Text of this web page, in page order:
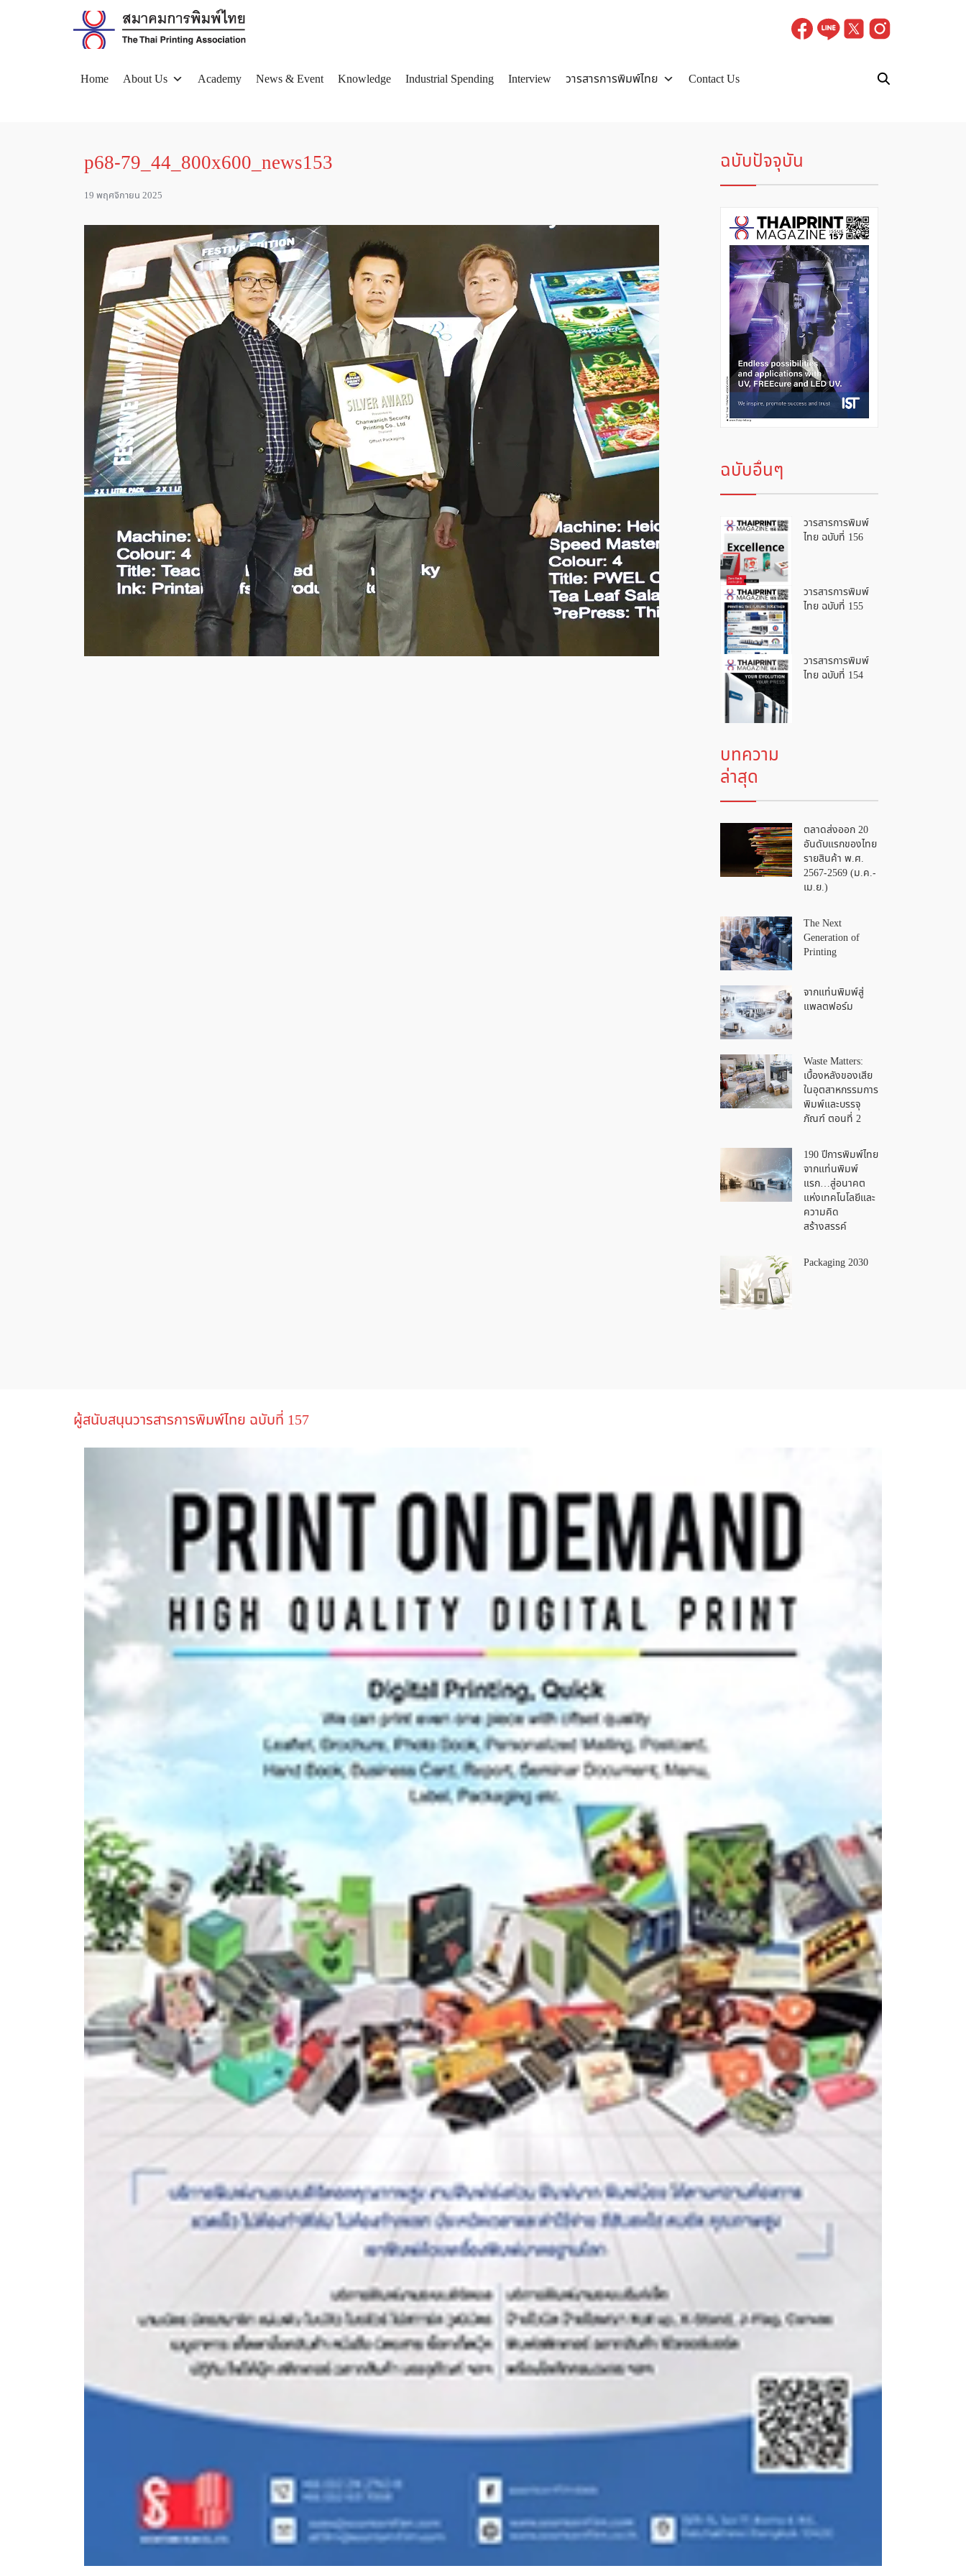
Home About Us Academy News & Event Knowledge Industrial Spending Interview วารสารการพิมพ์ไทย
Contact Us
p68-79_44_800x600_news153
19 พฤศจิกายน 2025
ฉบับปัจจุบัน
ฉบับอื่นๆ
วารสารการพิมพ์
ไทย ฉบับที่ 156
วารสารการพิมพ์
ไทย ฉบับที่ 155
วารสารการพิมพ์
ไทย ฉบับที่ 154
บทความ
ล่าสุด
ตลาดส่งออก 20
อันดับแรกของไทย
รายสินค้า พ.ศ.
2567-2569 (ม.ค.-
เม.ย.)
The Next
Generation of
Printing
จากแท่นพิมพ์สู่
แพลตฟอร์ม
Waste Matters:
เบื้องหลังของเสีย
ในอุตสาหกรรมการ
พิมพ์และบรรจุ
ภัณฑ์ ตอนที่ 2
190 ปีการพิมพ์ไทย
จากแท่นพิมพ์
แรก…สู่อนาคต
แห่งเทคโนโลยีและ
ความคิด
สร้างสรรค์
Packaging 2030
ผู้สนับสนุนวารสารการพิมพ์ไทย ฉบับที่ 157